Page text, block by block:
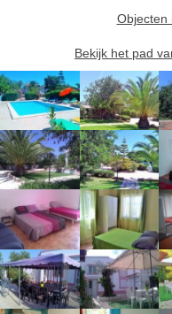
Objecten
Bekijk het pad